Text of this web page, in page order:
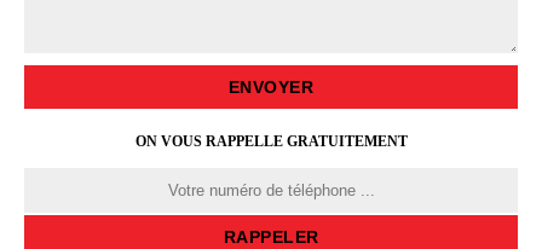
ON VOUS RAPPELLE GRATUITEMENT